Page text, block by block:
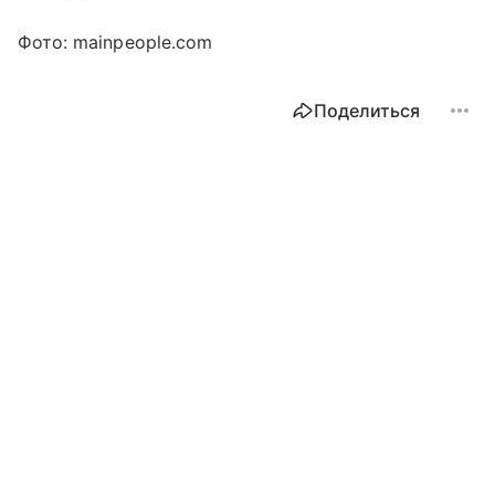
Фото: mainpeople.com
Поделиться